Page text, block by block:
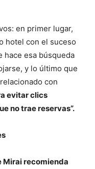
en primer lugar,
hotel con el suceso
hace esa búsqueda
y lo último que
con
evitar clics
no trae reservas”.
Mirai recomienda